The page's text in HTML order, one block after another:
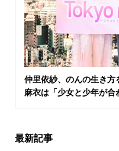
仲里依紗、のんの生き方
麻衣は「少女と少年が
最新記事